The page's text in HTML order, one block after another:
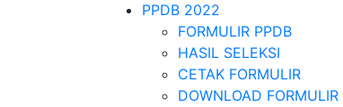
PPDB 2022
FORMULIR PPDB
HASIL SELEKSI
CETAK FORMULIR
DOWNLOAD FORMULIR